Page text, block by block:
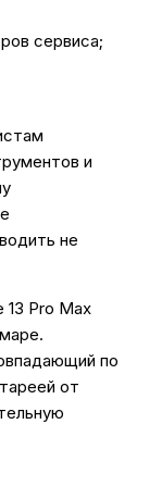
сервиса;
и
не
Pro Max
по
от